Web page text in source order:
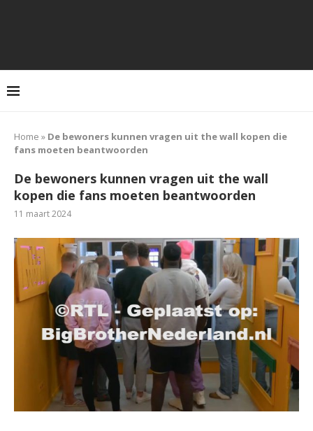
Home » De bewoners kunnen vragen uit the wall kopen die
fans moeten beantwoorden
De bewoners kunnen vragen uit the wall
kopen die fans moeten beantwoorden
11 maart 2024